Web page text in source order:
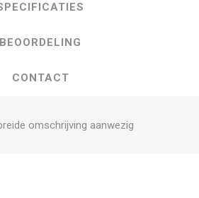
BEOORDELING
CONTACT
omschrijving aanwezig